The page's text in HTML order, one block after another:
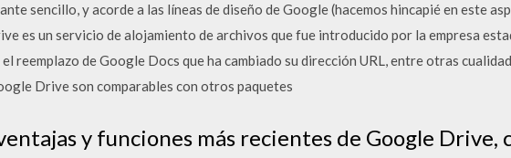
sencillo, y acorde a las líneas de diseño de Google (hacemos hincapié en este
es un servicio de alojamiento de archivos que fue introducido por la empresa
reemplazo de Google Docs que ha cambiado su dirección URL, entre otras
Drive son comparables con otros paquetes
y funciones más recientes de Google Drive,